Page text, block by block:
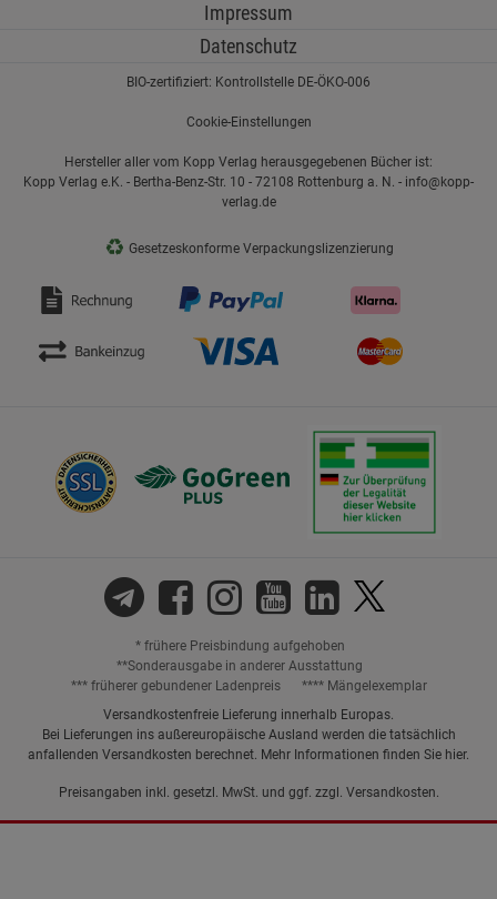
Impressum
Datenschutz
BIO-zertifiziert: Kontrollstelle DE-ÖKO-006
Cookie-Einstellungen
Hersteller aller vom Kopp Verlag herausgegebenen Bücher ist:
Kopp Verlag e.K. - Bertha-Benz-Str. 10 - 72108 Rottenburg a. N. - info@kopp-
verlag.de
♻ Gesetzeskonforme Verpackungslizenzierung
* frühere Preisbindung aufgehoben
**Sonderausgabe in anderer Ausstattung
*** früherer gebundener Ladenpreis
**** Mängelexemplar
Versandkostenfreie Lieferung innerhalb Europas.
Bei Lieferungen ins außereuropäische Ausland werden die tatsächlich
anfallenden Versandkosten berechnet. Mehr Informationen finden Sie hier.
Preisangaben inkl. gesetzl. MwSt. und ggf. zzgl. Versandkosten.